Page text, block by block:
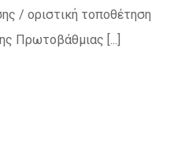
/ οριστική τοποθέτηση
Πρωτοβάθμιας [...]